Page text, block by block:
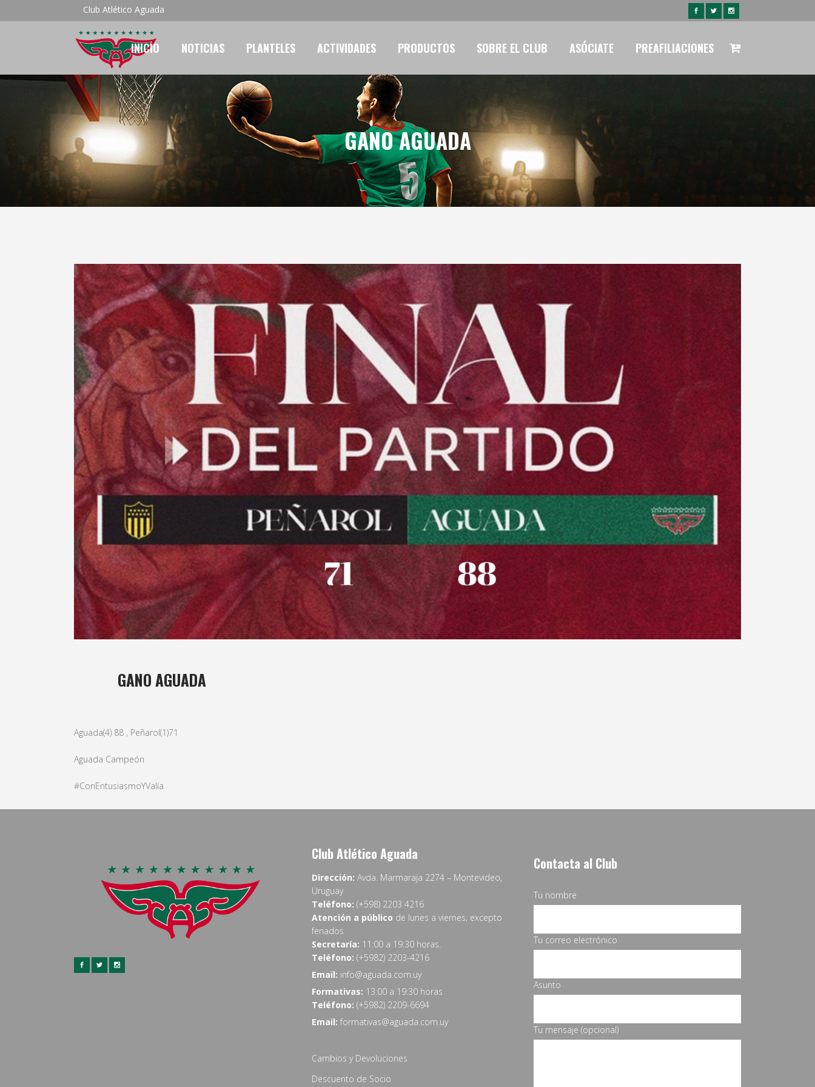
Club Atlético Aguada
INICIO NOTICIAS PLANTELES ACTIVIDADES PRODUCTOS SOBRE EL CLUB ASÓCIATE PREAFILIACIONES
GANO AGUADA
GANO AGUADA
Aguada(4) 88 , Peñarol(1)71
Aguada Campeón
#ConEntusiasmoYValía
Club Atlético Aguada
Dirección: Avda. Marmaraja 2274 – Montevideo,
Uruguay
Teléfono: (+598) 2203 4216
Atención a público de lunes a viernes, excepto
feriados
Secretaría: 11:00 a 19:30 horas.
Teléfono: (+5982) 2203-4216
Email: info@aguada.com.uy
Formativas: 13:00 a 19:30 horas
Teléfono: (+5982) 2209-6694
Email: formativas@aguada.com.uy
Cambios y Devoluciones
Descuento de Socio
Contacta al Club
Tu nombre
Tu correo electrónico
Asunto
Tu mensaje (opcional)